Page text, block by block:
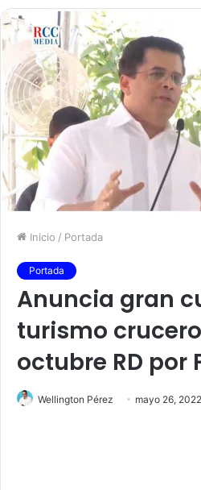
Inicio / Portada
Portada
Anuncia gran
turismo
octubre RD por
Wellington Pérez mayo 26, 2022